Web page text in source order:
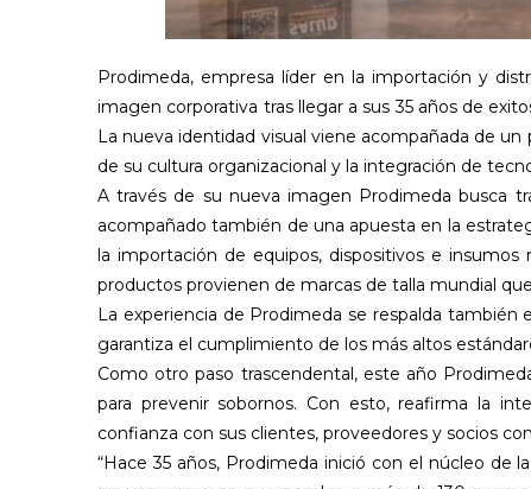
Prodimeda, empresa líder en la importación y
imagen corporativa tras llegar a sus 35 años de
La nueva identidad visual viene acompañada de
de su cultura organizacional y la integración de
A través de su nueva imagen Prodimeda busca
acompañado también de una apuesta en la
la importación de equipos, dispositivos e
productos provienen de marcas de talla mundial
La experiencia de Prodimeda se respalda
garantiza el cumplimiento de los más altos
Como otro paso trascendental, este año
para prevenir sobornos. Con esto, reafirma la
confianza con sus clientes, proveedores y socios
“Hace 35 años, Prodimeda inició con el núcleo de